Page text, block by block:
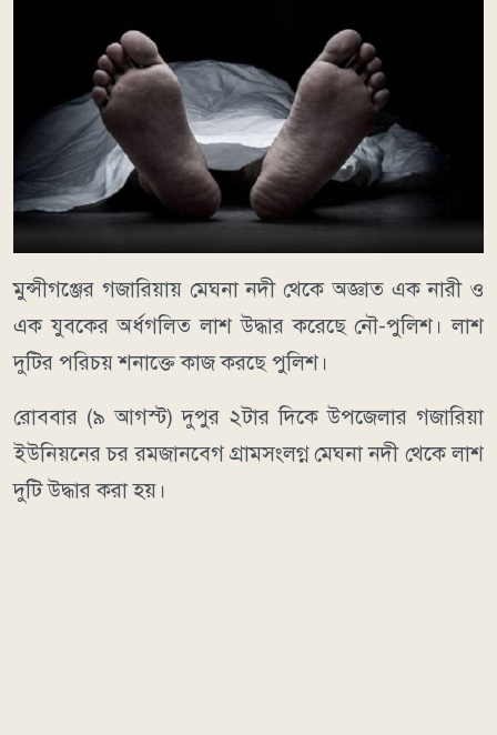
মুন্সীগঞ্জের গজারিয়ায় মেঘনা নদী থেকে অজ্ঞাত এক নারী ও
এক যুবকের অর্ধগলিত লাশ উদ্ধার করেছে নৌ-পুলিশ। লাশ
দুটির পরিচয় শনাক্তে কাজ করছে পুলিশ।
রোববার (৯ আগস্ট) দুপুর ২টার দিকে উপজেলার গজারিয়া
ইউনিয়নের চর রমজানবেগ গ্রামসংলগ্ন মেঘনা নদী থেকে লাশ
দুটি উদ্ধার করা হয়।